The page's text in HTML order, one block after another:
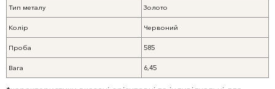
Тип металу Золото
Колір Червоний
Проба 585
Вага 6,45